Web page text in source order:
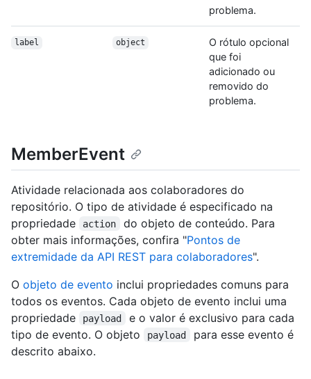
problema.
label object
O rótulo opcional
que foi
adicionado ou
removido do
problema.
MemberEvent
Atividade relacionada aos colaboradores do
repositório. O tipo de atividade é especificado na
propriedade
action
do objeto de conteúdo. Para
obter mais informações, confira "Pontos de
extremidade da API REST para colaboradores".
O objeto de evento inclui propriedades comuns para
todos os eventos. Cada objeto de evento inclui uma
propriedade
payload
e o valor é exclusivo para cada
tipo de evento. O objeto
payload
para esse evento é
descrito abaixo.